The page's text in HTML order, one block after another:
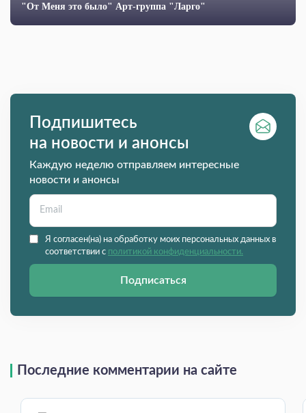
"От Меня это было" Арт-группа "Ларго"
Подпишитесь
на новости и анонсы
Каждую неделю отправляем интересные
новости и анонсы
Я согласен(на) на обработку моих персональных данных в
соответствии с политикой конфиденциальности.
Подписаться
Последние комментарии на сайте